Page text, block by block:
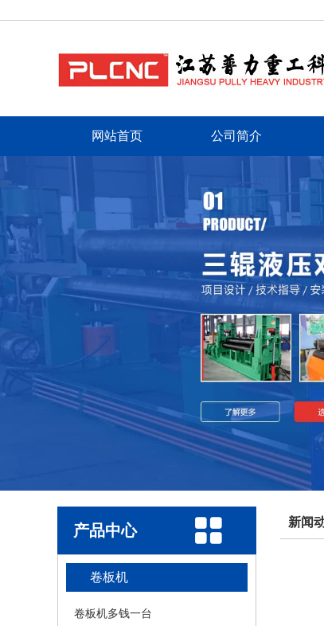
网站首页 公司简介
产品中心
卷板机
卷板机多钱一台
新闻